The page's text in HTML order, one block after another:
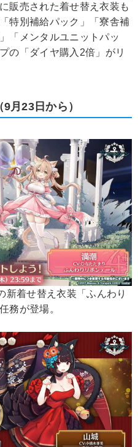
販売された着せ替え衣装も
特別補給パック」「寮舎補
「メンタルユニットパッ
の「ダイヤ購入2倍」がリ
月23日から）
新着せ替え衣装「ふんわり
務が登場。